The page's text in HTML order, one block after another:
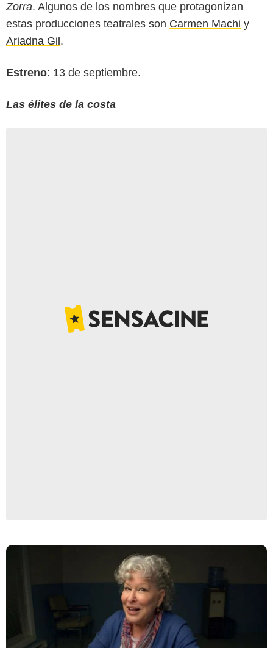
Zorra. Algunos de los nombres que protagonizan
estas producciones teatrales son Carmen Machi y
Ariadna Gil .
Estreno: 13 de septiembre.
Las élites de la costa